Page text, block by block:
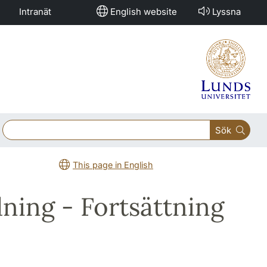
Intranät English website Lyssna
Sök
This page in English
- Fortsättning